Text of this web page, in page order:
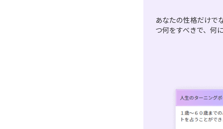
あなたの性格だけで
つ何をすべきで、何